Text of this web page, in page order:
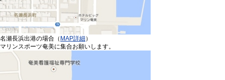
名瀬長浜出港の場合（ MAP詳細 ）
マリンスポーツ奄美に集合お願いします。